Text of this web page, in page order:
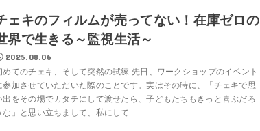
ェキのフィルムが売ってない！在庫ゼロの
界で生きる～監視生活～
2025.08.06
めてのチェキ、そして突然の試練 先日、ワークショップのイベント
参加させていただいた際のことです。実はその時に、「チェキで思
出をその場でカタチにして渡せたら、子どもたちもきっと喜ぶだろ
な」と思い立ちまして、私にして...